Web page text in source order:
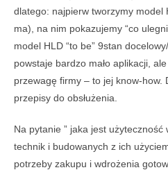
dlatego: najpierw tworzymy model
ma), na nim pokazujemy “co
model HLD “to be” 9stan
powstaje bardzo mało aplikacji,
przewagę firmy – to jej know-how.
przepisy do obsłużenia.
Na pytanie ” jaka jest
technik i budowanych z ich
potrzeby zakupu i wdrożenia